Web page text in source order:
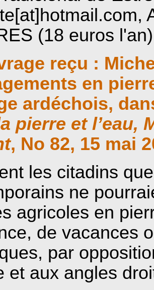
(18 euros
reçu :
en
ardéchois,
pierre et l’eau,
, No 82, 15 mai
les citadins
ne
agricoles en
de vacances
par
et aux angles